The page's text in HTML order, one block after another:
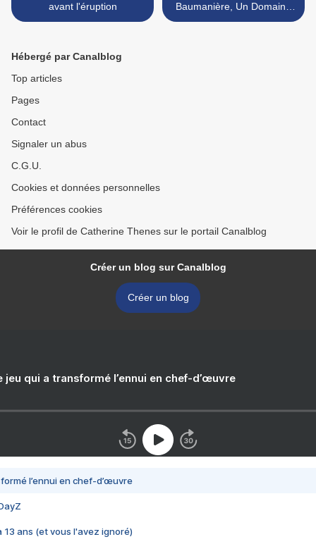
avant l'éruption
Baumanière, Un Domaine
façonné à son image >
Hébergé par Canalblog
Top articles
Pages
Contact
Signaler un abus
C.G.U.
Cookies et données personnelles
Préférences cookies
Voir le profil de Catherine Thenes sur le portail Canalblog
Créer un blog sur Canalblog
Créer un blog
jeu qui a transformé l’ennui en chef-d’œuvre
l’ennui en chef-d’œuvre
13 ans (et vous l'avez ignoré)